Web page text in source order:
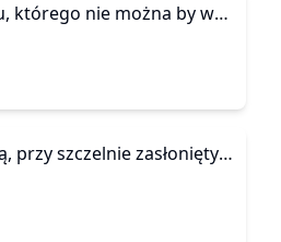
Nie ma takiego bólu, którego nie można by wypłakać
Dopiero późną nocą, przy szczelnie zasłoniętych oknach gryziemy z bólu ręce, umieramy z miłości